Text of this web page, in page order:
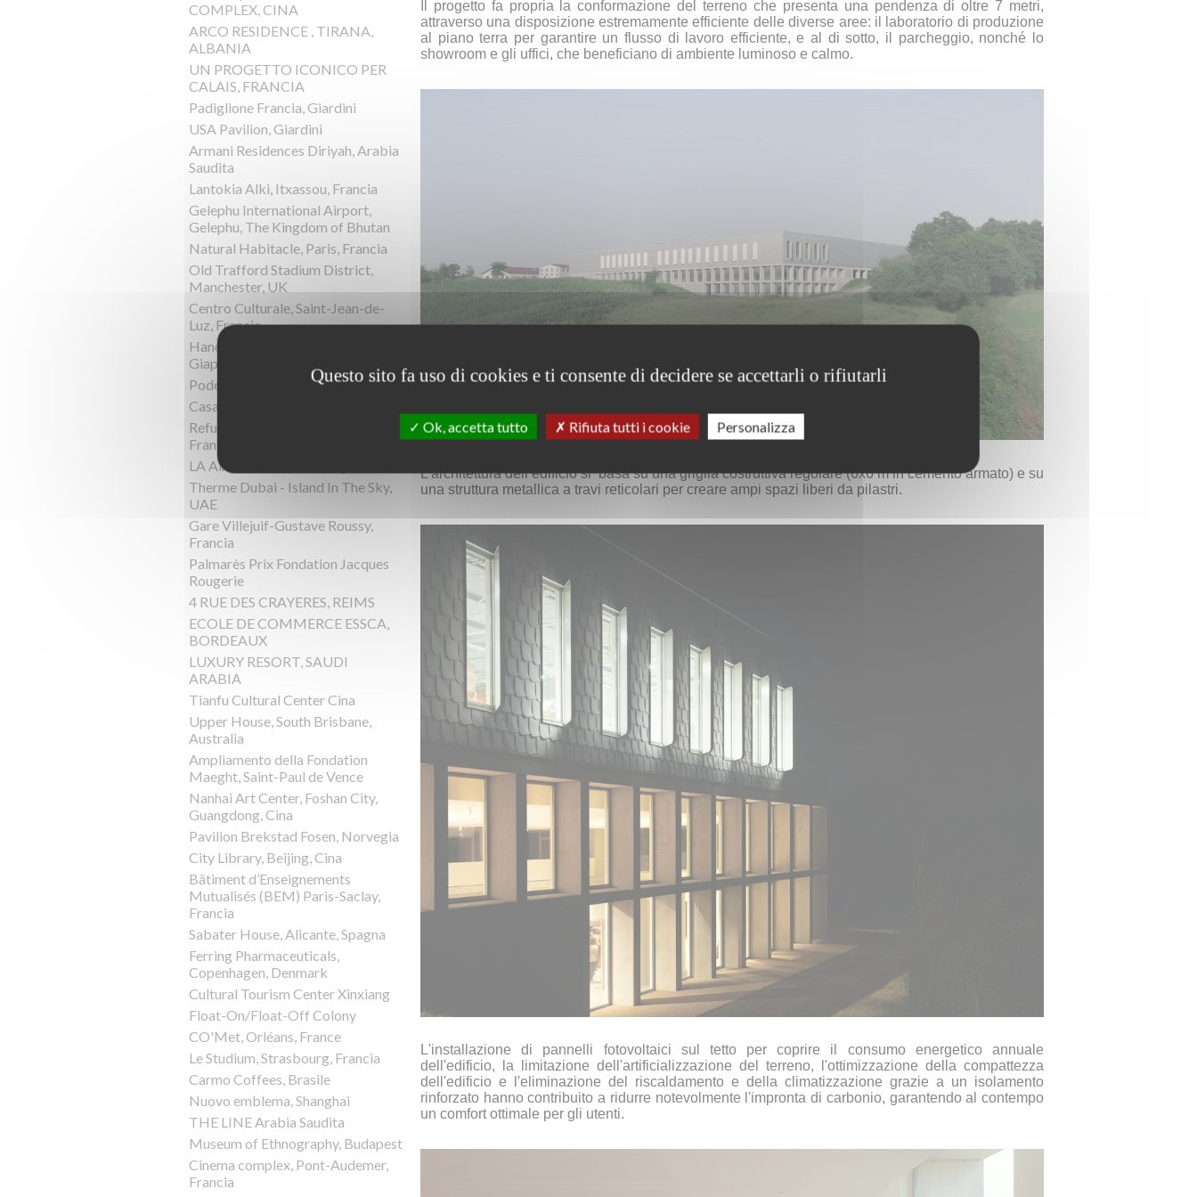
COMPLEX, CINA
ARCO RESIDENCE , TIRANA,
ALBANIA
UN PROGETTO ICONICO PER
CALAIS, FRANCIA
Padiglione Francia, Giardini
USA Pavilion, Giardini
Armani Residences Diriyah, Arabia
Saudita
Lantokia Alki, Itxassou, Francia
Gelephu International Airport,
Gelephu, The Kingdom of Bhutan
Natural Habitacle, Paris, Francia
Old Trafford Stadium District,
Manchester, UK
Centro Culturale, Saint-Jean-de-
Luz, Francia
Hand-In-Hand House, Karuizawa,
Giappone
Podere la Chiesa, Terriciola, Italia
Casa Pyr, Lago Panguipulli, Cile
Refuge de Barroude, Pyrénées,
Francia
LA Almazara, Ronda, Spagna
Therme Dubai - Island In The Sky,
UAE
Gare Villejuif-Gustave Roussy,
Francia
Palmarès Prix Fondation Jacques
Rougerie
4 RUE DES CRAYERES, REIMS
ECOLE DE COMMERCE ESSCA,
BORDEAUX
LUXURY RESORT, SAUDI
ARABIA
Tianfu Cultural Center Cina
Upper House, South Brisbane,
Australia
Ampliamento della Fondation
Maeght, Saint-Paul de Vence
Nanhai Art Center, Foshan City,
Guangdong, Cina
Pavilion Brekstad Fosen, Norvegia
City Library, Beijing, Cina
Bâtiment d’Enseignements
Mutualisés (BEM) Paris-Saclay,
Francia
Sabater House, Alicante, Spagna
Ferring Pharmaceuticals,
Copenhagen, Denmark
Cultural Tourism Center Xinxiang
Float-On/Float-Off Colony
CO'Met, Orléans, France
Le Studium, Strasbourg, Francia
Carmo Coffees, Brasile
Nuovo emblema, Shanghai
THE LINE Arabia Saudita
Museum of Ethnography, Budapest
Cinema complex, Pont-Audemer,
Francia
Il progetto fa propria la conformazione del terreno che presenta una pendenza di oltre 7 metri,
attraverso una disposizione estremamente efficiente delle diverse aree: il laboratorio di produzione
al piano terra per garantire un flusso di lavoro efficiente, e al di sotto, il parcheggio, nonché lo
showroom e gli uffici, che beneficiano di ambiente luminoso e calmo.
L’architettura dell’edificio si basa su una griglia costruttiva regolare (6x6 m in cemento armato) e su
una struttura metallica a travi reticolari per creare ampi spazi liberi da pilastri.
L'installazione di pannelli fotovoltaici sul tetto per coprire il consumo energetico annuale
dell'edificio, la limitazione dell'artificializzazione del terreno, l'ottimizzazione della compattezza
dell'edificio e l'eliminazione del riscaldamento e della climatizzazione grazie a un isolamento
rinforzato hanno contribuito a ridurre notevolmente l'impronta di carbonio, garantendo al contempo
un comfort ottimale per gli utenti.
Questo sito fa uso di cookies e ti consente di decidere se accettarli o rifiutarli
Ok, accetta tutto Rifiuta tutti i cookie Personalizza